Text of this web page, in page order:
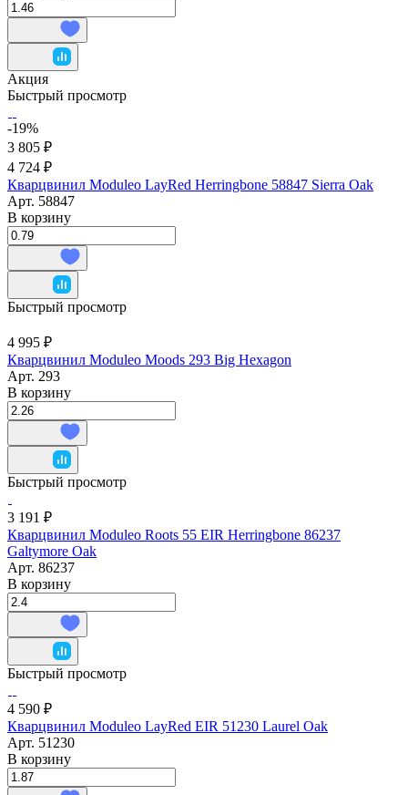
Акция
Быстрый просмотр
-19%
3 805 ₽
4 724 ₽
Кварцвинил Moduleo LayRed Herringbone 58847 Sierra Oak
Арт. 58847
В корзину
Быстрый просмотр
4 995 ₽
Кварцвинил Moduleo Moods 293 Big Hexagon
Арт. 293
В корзину
Быстрый просмотр
3 191 ₽
Кварцвинил Moduleo Roots 55 EIR Herringbone 86237
Galtymore Oak
Арт. 86237
В корзину
Быстрый просмотр
4 590 ₽
Кварцвинил Moduleo LayRed EIR 51230 Laurel Oak
Арт. 51230
В корзину